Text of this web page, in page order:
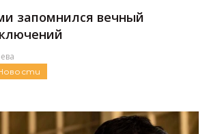
запомнился вечный